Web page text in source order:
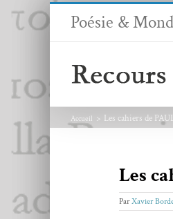
Passer
Poésie &
Accueil Les cahiers de
Les
ParXavier